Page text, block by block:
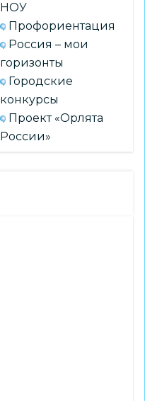
НОУ
Профориентация
Россия – мои
горизонты
Городские
конкурсы
Проект «Орлята
России»